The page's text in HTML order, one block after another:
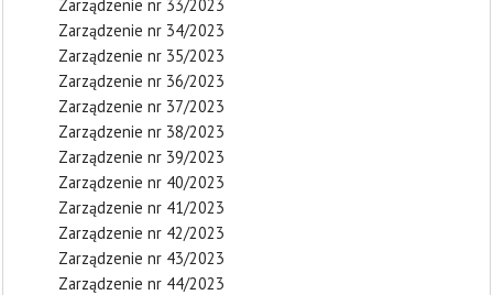
Zarządzenie nr 33/2023
Zarządzenie nr 34/2023
Zarządzenie nr 35/2023
Zarządzenie nr 36/2023
Zarządzenie nr 37/2023
Zarządzenie nr 38/2023
Zarządzenie nr 39/2023
Zarządzenie nr 40/2023
Zarządzenie nr 41/2023
Zarządzenie nr 42/2023
Zarządzenie nr 43/2023
Zarządzenie nr 44/2023